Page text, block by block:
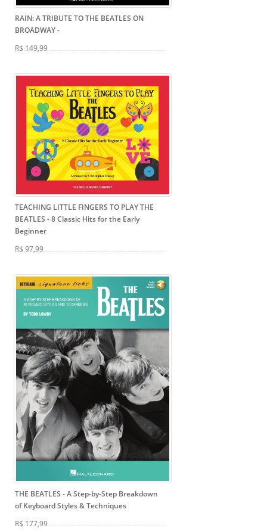
RAIN: A TRIBUTE TO THE BEATLES ON
BROADWAY-
R$ 149,99
TEACHING LITTLE FINGERS TO PLAY THE
BEATLES - 8 Classic Hits for the Early
Beginner
R$ 97,99
THE BEATLES - A Step-by-Step Breakdown
of Keyboard Styles & Techniques
R$ 177,99